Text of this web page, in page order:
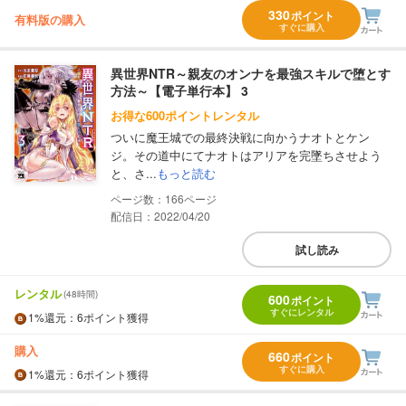
有料版の購入 330ポイント
すぐに購入
異世界NTR～親友のオンナを最強スキルで堕とす
方法～【電子単行本】 3
お得な600ポイントレンタル
ついに魔王城での最終決戦に向かうナオトとケン
ジ。その道中にてナオトはアリアを完墜ちさせよう
と、さ...もっと読む
166
配信日：2022/04/20
試し読み
レンタル(48時間)
1%還元 ：6ポイント獲得
600ポイント
すぐにレンタル
購入
1%還元 ：6ポイント獲得
660ポイント
すぐに購入